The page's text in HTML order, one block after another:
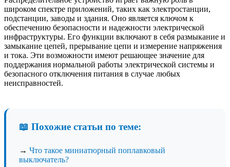
широком спектре приложений, таких как электростанции,
подстанции, заводы и здания. Оно является ключом к
обеспечению безопасности и надежности электрической
инфраструктуры. Его функции включают в себя размыкание и
замыкание цепей, прерывание цепи и измерение напряжения
и тока. Эти возможности имеют решающее значение для
поддержания нормальной работы электрической системы и
безопасного отключения питания в случае любых
неисправностей.
📖 Похожие статьи по теме:
→ Что такое миниатюрный поплавковый
выключатель?